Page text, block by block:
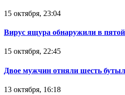
15 октября, 23:04
Вирус ящура обнаружили в
15 октября, 22:45
Двое мужчин отняли шесть
13 октября, 16:18